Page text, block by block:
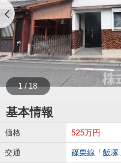
1 / 18
基本情報
価格 525万円
交通 篠栗線 「 飯塚